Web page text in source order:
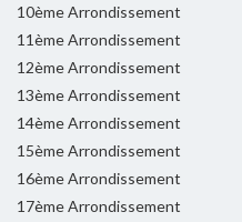
10ème Arrondissement
11ème Arrondissement
12ème Arrondissement
13ème Arrondissement
14ème Arrondissement
15ème Arrondissement
16ème Arrondissement
17ème Arrondissement